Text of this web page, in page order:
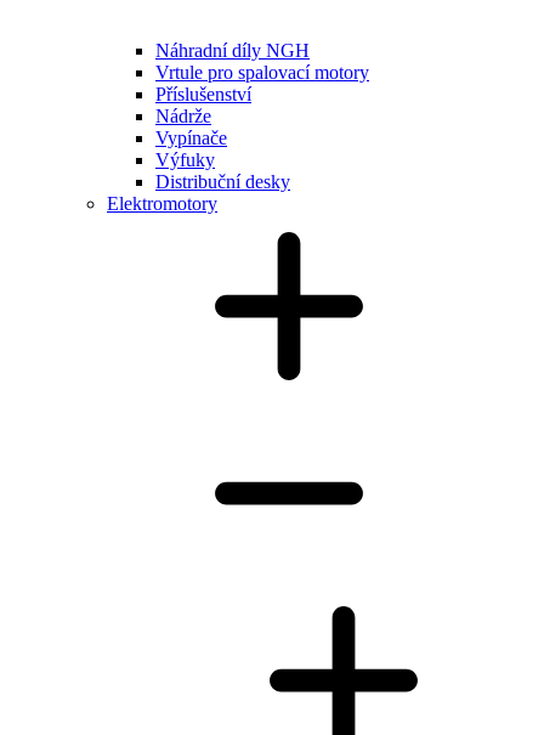
Náhradní díly NGH
Vrtule pro spalovací motory
Příslušenství
Nádrže
Vypínače
Výfuky
Distribuční desky
Elektromotory